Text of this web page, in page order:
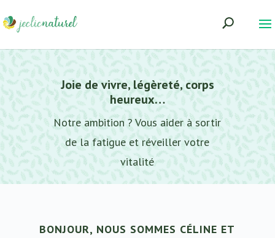
Joie de vivre, légèreté, corps
heureux…
Notre ambition ? Vous aider à sortir
de la fatigue et réveiller votre
vitalité
BONJOUR, NOUS SOMMES CÉLINE ET